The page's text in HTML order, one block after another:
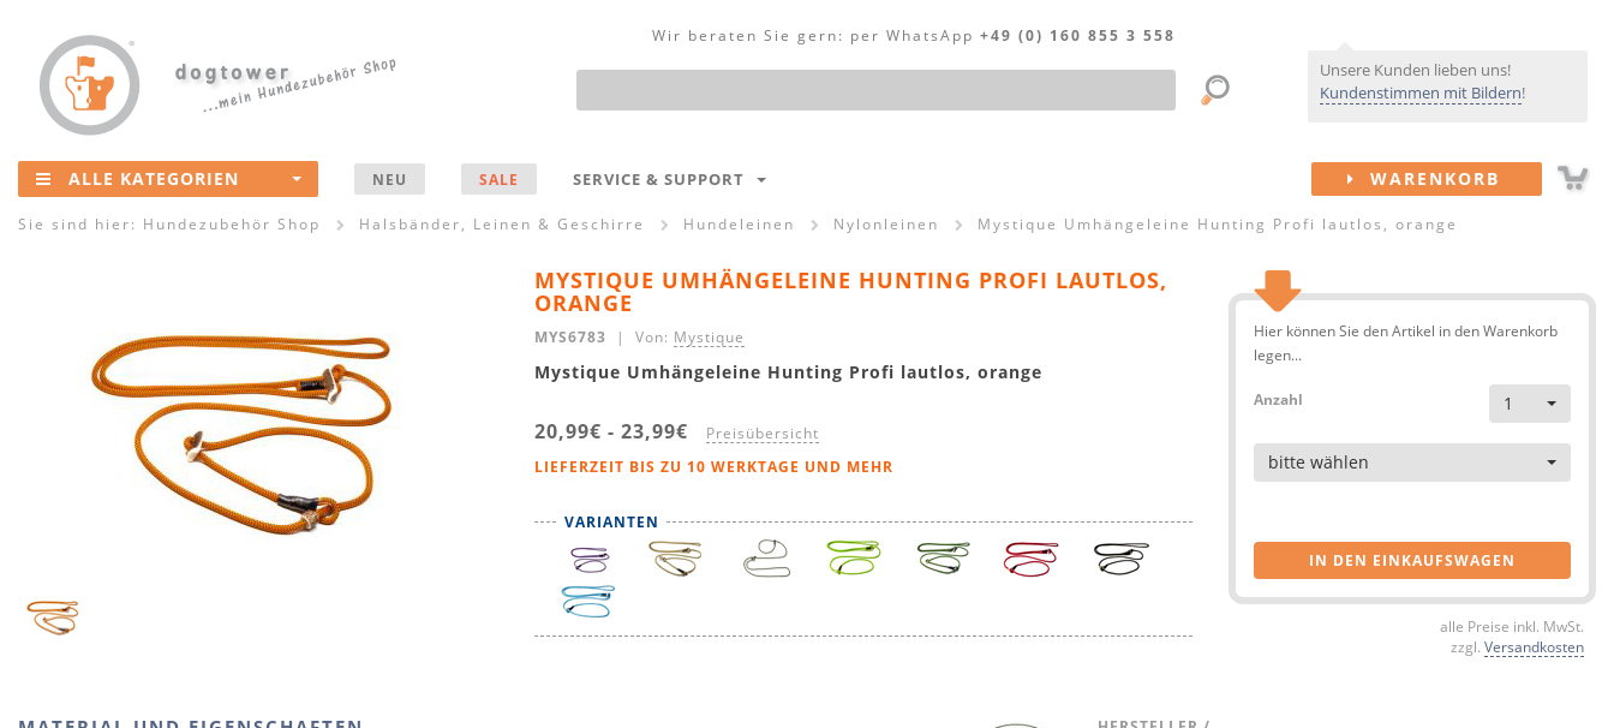
Unsere Kunden lieben uns!
Kundenstimmen mit Bildern!
Wir beraten Sie gern: per WhatsApp +49 (0) 160 855 3 558
Produktsuche
ALLE KATEGORIEN NEU SALE SERVICE & SUPPORT WARENKORB
Sie sind hier: Hundezubehör Shop Halsbänder, Leinen & Geschirre Hundeleinen Nylonleinen Mystique Umhängeleine Hunting Profi lautlos, orange
MYSTIQUE UMHÄNGELEINE HUNTING PROFI LAUTLOS,
ORANGE
MYS6783 | Von: Mystique
Mystique Umhängeleine Hunting Profi lautlos, orange
20,99€ - 23,99€ Preisübersicht
LIEFERZEIT BIS ZU 10 WERKTAGE UND MEHR
VARIANTEN
Hier können Sie den Artikel in den Warenkorb
legen...
Anzahl 1
Artikel
bitte wählen
IN DEN EINKAUFSWAGEN
alle Preise inkl. MwSt.
zzgl. Versandkosten